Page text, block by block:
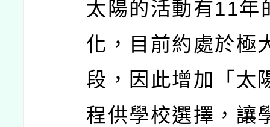
太陽的活動有11年
化，目前約處於極
段，因此增加「太
程供學校選擇，讓